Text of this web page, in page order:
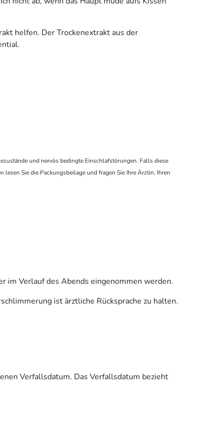
helfen. Der Trockenextrakt aus der
und nervös bedingte Einschlafstörungen. Falls diese
Sie die Packungsbeilage und fragen Sie Ihre Ärztin, Ihren
im Verlauf des Abends eingenommen werden.
ist ärztliche Rücksprache zu halten.
Verfallsdatum. Das Verfallsdatum bezieht